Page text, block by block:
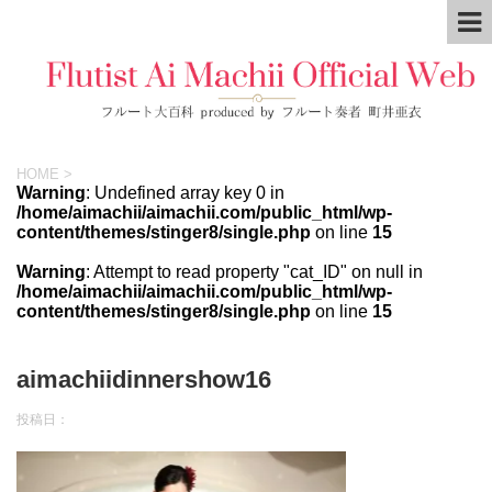
HOME >
Warning: Undefined array key 0 in
/home/aimachii/aimachii.com/public_html/wp-
content/themes/stinger8/single.php on line 15
Warning: Attempt to read property "cat_ID" on null in
/home/aimachii/aimachii.com/public_html/wp-
content/themes/stinger8/single.php on line 15
aimachiidinnershow16
投稿日：